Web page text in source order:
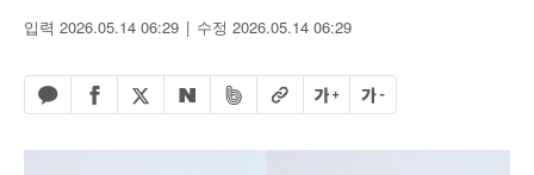
입력 2026.05.14 06:29 수정 2026.05.14 06:29
카카오톡 공유하기
페이스북 공유하기
엑스 공유하기
네이버 공유하기
밴드 공유하기
URL복사글자 크게글자 작게